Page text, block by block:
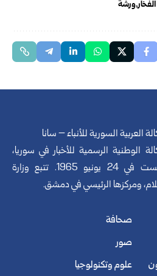
ورشة
العربية السورية للأنباء – سانا
الوطنية الرسمية للأخبار في سوريا،
تأسست في 24 يونيو 1965. تتبع وزارة
ومركزها الرئيسي في دمشق.
صحافة
صور
علوم وتكنولوجيا